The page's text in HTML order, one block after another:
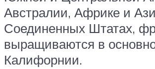
Австралии, Африке и
Соединенных Штатах,
выращиваются в
Калифорнии.